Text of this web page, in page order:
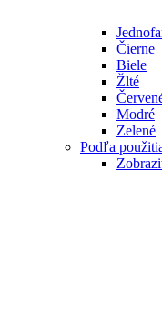
Čierne
Biele
Žlté
Modré
Zelené
Podľa